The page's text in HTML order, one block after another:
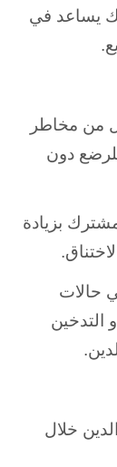
يساعد في
من مخاطر
دون
بزيادة
حالات
التدخين
خلال